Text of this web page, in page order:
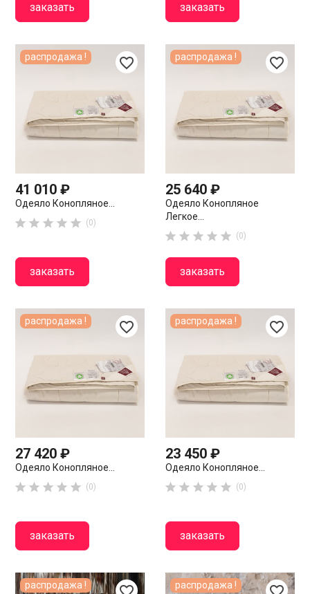
заказать заказать
favorite_border
41 010 ₽
Одеяло Конопляное...
     (0)
заказать
распродажа ! favorite_border
25 640 ₽
Одеяло Конопляное
Легкое...
     (0)
заказать
распродажа !
favorite_border
27 420 ₽
Одеяло Конопляное...
     (0)
заказать
распродажа ! favorite_border
23 450 ₽
Одеяло Конопляное...
     (0)
заказать
распродажа !
распродажа ! распродажа !